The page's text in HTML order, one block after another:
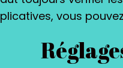
vous